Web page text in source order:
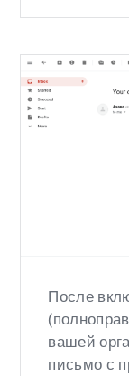
После
вашей
письмо с